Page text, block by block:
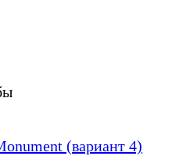
(вариант 4)